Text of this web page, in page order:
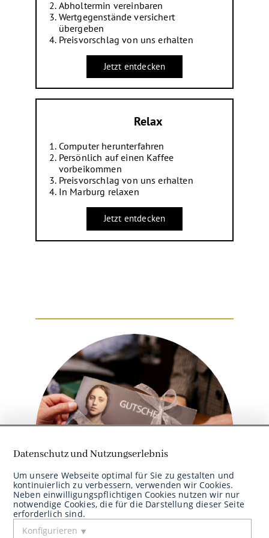
Abholtermin vereinbaren
Wertgegenstände versichert
übergeben
Preisvorschlag von uns erhalten
Jetzt entdecken
Relax
Computer herunterfahren
Persönlich auf einen Kaffee
vorbeikommen
Preisvorschlag von uns erhalten
In Marburg relaxen
Jetzt entdecken
Berechnen sie jetzt den Wert Ihrer
Edelmetalle
Datenschutz und Nutzungserlebnis
Um unsere Webseite optimal für Sie zu gestalten und
kontinuierlich zu verbessern, verwenden wir Cookies.
Neben einwilligungspflichtigen Cookies nutzen wir nur
notwendige Cookies, die für die Darstellung dieser Seite
erforderlich sind.
Konfigurieren